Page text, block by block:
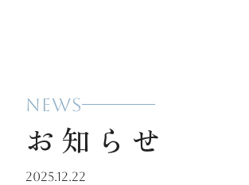
メモリードのお葬式に
葬儀の流れ
NEWS
お知らせ
2025.12.22